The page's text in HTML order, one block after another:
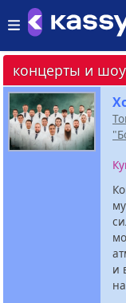
концерты и шоу
и